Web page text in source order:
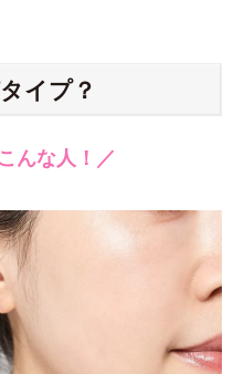
イプ？
んな人！／